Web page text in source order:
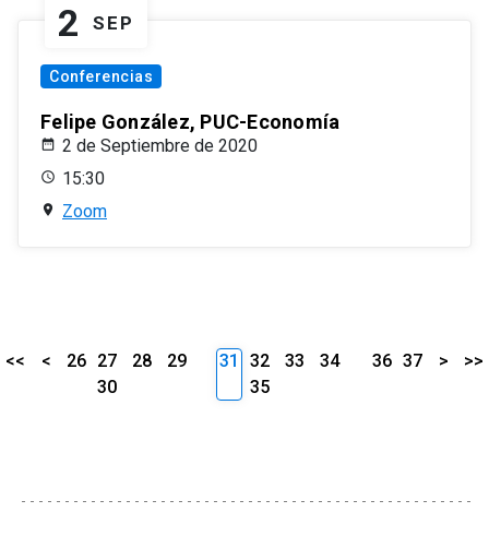
2 SEP
Conferencias
Felipe González, PUC-Economía
2 de Septiembre de 2020
15:30
Zoom
<< < 26 27 28
29
30
31 32 33
34
35
36 37 > >>